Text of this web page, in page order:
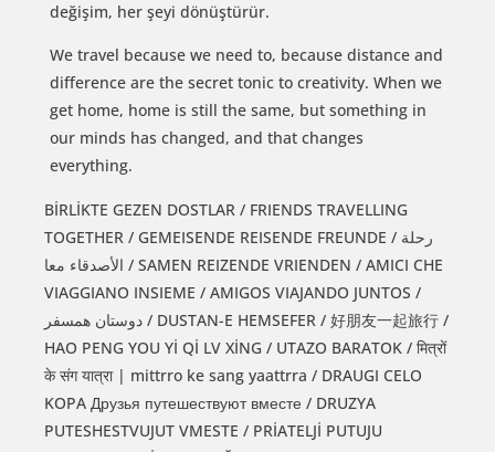
değişim, her şeyi dönüştürür.
We travel because we need to, because distance and
difference are the secret tonic to creativity. When we
get home, home is still the same, but something in
our minds has changed, and that changes
everything.
BİRLİKTE GEZEN DOSTLAR / FRIENDS TRAVELLING
TOGETHER / GEMEISENDE REISENDE FREUNDE / رحلة
الأصدقاء معا / SAMEN REIZENDE VRIENDEN / AMICI CHE
VIAGGIANO INSIEME / AMIGOS VIAJANDO JUNTOS /
دوستان همسفر / DUSTAN-E HEMSEFER / 好朋友一起旅行 /
HAO PENG YOU Yİ Qİ LV XİNG / UTAZO BARATOK / मित्रों
के संग यात्रा | mittrro ke sang yaattrra / DRAUGI CELO
KOPA Друзья путешествуют вместе / DRUZYA
PUTESHESTVUJUT VMESTE / PRİATELJİ PUTUJU